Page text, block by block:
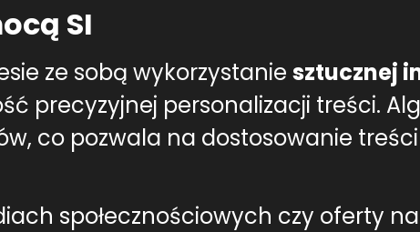
SI
ze sobą wykorzystanie sztucznej
precyzyjnej personalizacji treści.
co pozwala na dostosowanie
społecznościowych czy oferty